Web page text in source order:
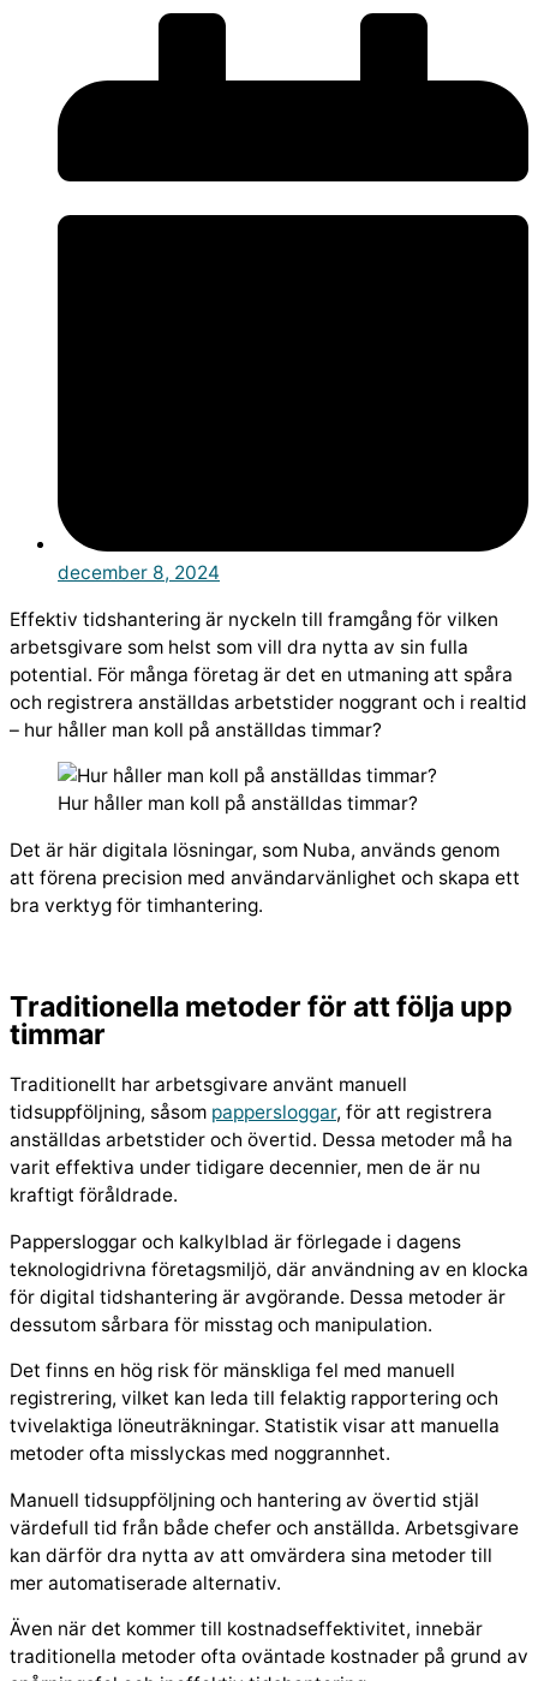
december 8, 2024
Effektiv tidshantering är nyckeln till framgång för vilken
arbetsgivare som helst som vill dra nytta av sin fulla
potential. För många företag är det en utmaning att spåra
och registrera anställdas arbetstider noggrant och i realtid
– hur håller man koll på anställdas timmar?
Hur håller man koll på anställdas timmar?
Det är här digitala lösningar, som Nuba, används genom
att förena precision med användarvänlighet och skapa ett
bra verktyg för timhantering.
Traditionella metoder för att följa upp
timmar
Traditionellt har arbetsgivare använt manuell
tidsuppföljning, såsom pappersloggar, för att registrera
anställdas arbetstider och övertid. Dessa metoder må ha
varit effektiva under tidigare decennier, men de är nu
kraftigt föråldrade.
Pappersloggar och kalkylblad är förlegade i dagens
teknologidrivna företagsmiljö, där användning av en klocka
för digital tidshantering är avgörande. Dessa metoder är
dessutom sårbara för misstag och manipulation.
Det finns en hög risk för mänskliga fel med manuell
registrering, vilket kan leda till felaktig rapportering och
tvivelaktiga löneuträkningar. Statistik visar att manuella
metoder ofta misslyckas med noggrannhet.
Manuell tidsuppföljning och hantering av övertid stjäl
värdefull tid från både chefer och anställda. Arbetsgivare
kan därför dra nytta av att omvärdera sina metoder till
mer automatiserade alternativ.
Även när det kommer till kostnadseffektivitet, innebär
traditionella metoder ofta oväntade kostnader på grund av